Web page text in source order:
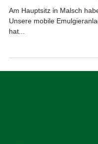
Am Hauptsitz in Malsch
Unsere mobile
hat...